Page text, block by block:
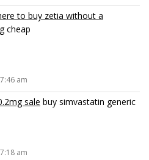
to buy zetia without a
cheap
am
sale buy simvastatin generic
am